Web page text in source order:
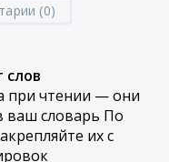
(0)
слов
при чтении — они
ваш словарь По
их с